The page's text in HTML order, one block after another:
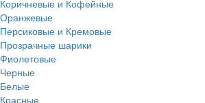
Коричневые и Кофейные
Оранжевые
Персиковые и Кремовые
Прозрачные шарики
Фиолетовые
Черные
Белые
Красные